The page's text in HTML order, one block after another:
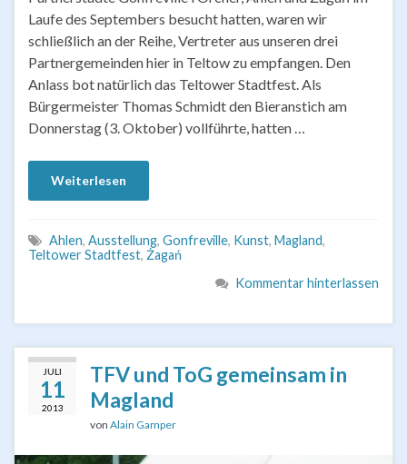
Laufe des Septembers besucht hatten, waren wir
schließlich an der Reihe, Vertreter aus unseren drei
Partnergemeinden hier in Teltow zu empfangen. Den
Anlass bot natürlich das Teltower Stadtfest. Als
Bürgermeister Thomas Schmidt den Bieranstich am
Donnerstag (3. Oktober) vollführte, hatten …
Weiterlesen
Ahlen, Ausstellung, Gonfreville, Kunst, Magland,
Teltower Stadtfest, Żagań
Kommentar hinterlassen
JULI
11
2013
TFV und ToG gemeinsam in
Magland
von Alain Gamper